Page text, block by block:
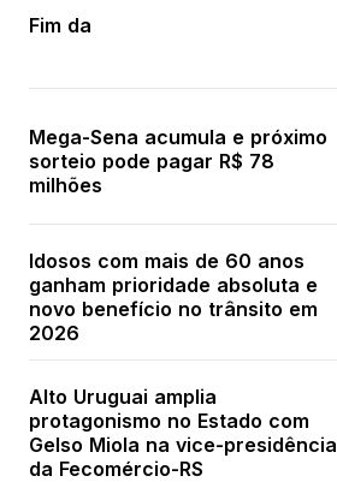
Fim da
Mega-Sena acumula e próximo
sorteio pode pagar R$ 78
milhões
Idosos com mais de 60 anos
ganham prioridade absoluta e
novo benefício no trânsito em
2026
Alto Uruguai amplia
protagonismo no Estado com
Gelso Miola na vice-presidência
da Fecomércio-RS